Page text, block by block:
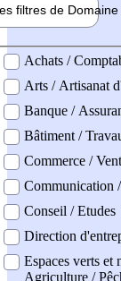
filtres de
professionel
Achats /
Arts / Artisanat
Banque /
Bâtiment /
Commerce /
Communication
Conseil / Etudes
Direction
Espaces verts et
Agriculture /